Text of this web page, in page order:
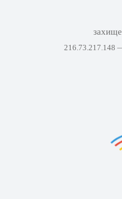
216.73.217.148